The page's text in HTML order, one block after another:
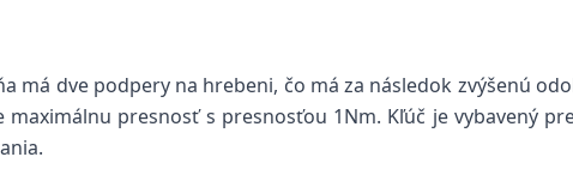
má dve podpery na hrebeni, čo má za následok zvýšenú
presnosť s presnosťou 1Nm. Kľúč je vybavený